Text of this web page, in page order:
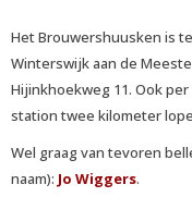
Het Brouwershuusken is
Winterswijk aan de
Hijinkhoekweg 11. Ook
station twee kilometer
Wel graag van tevoren
naam): Jo Wiggers.